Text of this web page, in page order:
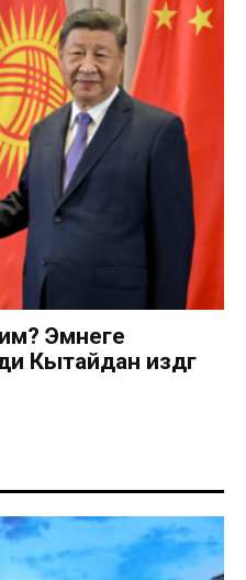
Эмнеге
издөөгө